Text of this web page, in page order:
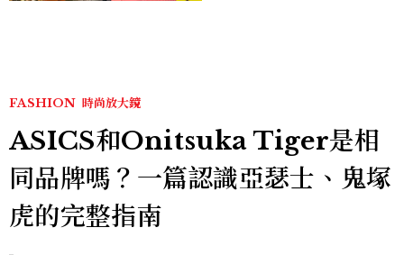
FASHION 時尚放大鏡
ASICS和Onitsuka Tiger是相
同品牌嗎？一篇認識亞瑟士、鬼塚
虎的完整指南